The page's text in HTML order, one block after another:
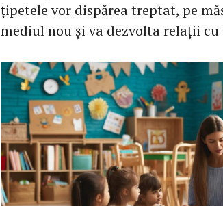
țipetele vor dispărea treptat, pe
mediul nou și va dezvolta relații